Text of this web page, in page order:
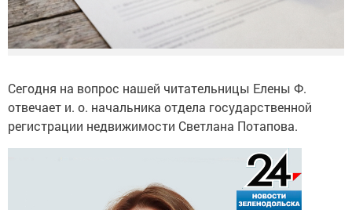
Сегодня на вопрос нашей читательницы Елены Ф.
отвечает и. о. начальника отдела государственной
регистрации недвижимости Светлана Потапова.